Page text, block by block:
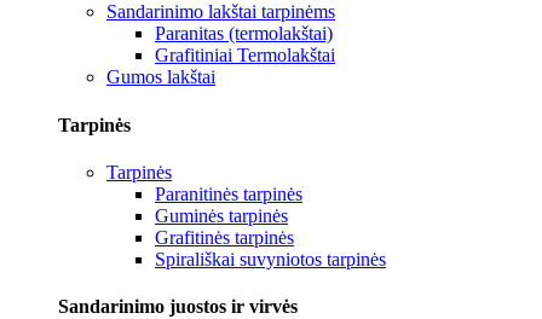
Sandarinimo lakštai tarpinėms
Paranitas (termolakštai)
Grafitiniai Termolakštai
Gumos lakštai
Tarpinės
Tarpinės
Paranitinės tarpinės
Guminės tarpinės
Grafitinės tarpinės
Spirališkai suvyniotos tarpinės
Sandarinimo juostos ir virvės